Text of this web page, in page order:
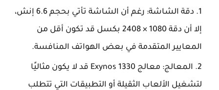
دقة الشاشة: رغم أن الشاشة تأتي بحجم 6.6 إنش،
إلا أن دقة 1080 × 2408 بكسل قد تكون أقل من
المعايير المتقدمة في بعض الهواتف المنافسة.
المعالج: معالج Exynos 1330 قد لا يكون مثاليًا
لتشغيل الألعاب الثقيلة أو التطبيقات التي تتطلب